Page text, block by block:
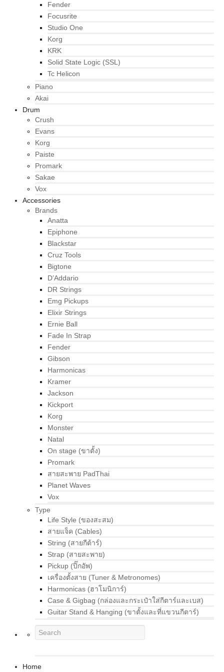
Fender
Focusrite
Studio One
Korg
KRK
Solid State Logic (SSL)
Tc Helicon
Piano
Akai
Drum
Crush
Evans
Korg
Paiste
Promark
Sakae
Vox
Accessories
Brands
Anatta
Epiphone
Blackstar
Cruz Tools
Bigtone
D’Addario
DR Strings
Emg Pickups
Elixir Strings
Ernie Ball
Fade In Strap
Fender
Gibson
Harmonicas
Kramer
Jackson
Kickport
Korg
Monster
Natal
On stage (ขาตั้ง)
Promark
สายสะพาย PadThai
Planet Waves
Vox
Type
Life Style (ของสะสม)
สายแจ็ค (Cables)
String (สายกีต้าร์)
Strap (สายสะพาย)
Pickup (ปิ๊กอัพ)
เครื่องตั้งสาย (Tuner & Metronomes)
Harmonicas (ฮาโมนิการ์)
Case & Gigbag (กล่องและกระเป๋าใส่กีตาร์และเบส)
Guitar Stand & Hanging (ขาตั้งและที่แขวนกีตาร์)
Home